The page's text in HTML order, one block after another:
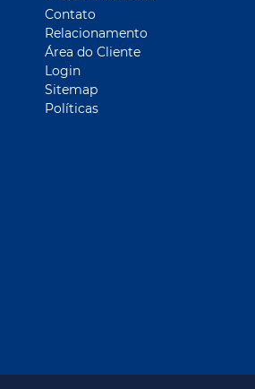
Contato
Relacionamento
Área do Cliente
Login
Sitemap
Políticas